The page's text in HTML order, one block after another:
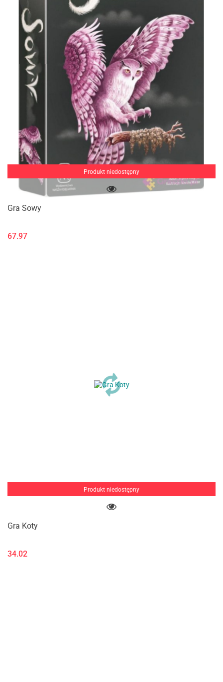
Produkt niedostępny
Gra Sowy
67.97
Produkt niedostępny
Gra Koty
34.02